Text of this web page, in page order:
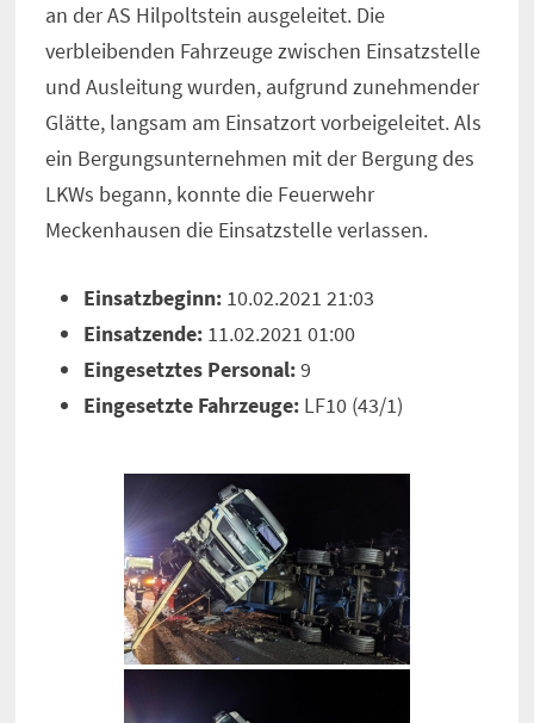
an der AS Hilpoltstein ausgeleitet. Die
verbleibenden Fahrzeuge zwischen Einsatzstelle
und Ausleitung wurden, aufgrund zunehmender
Glätte, langsam am Einsatzort vorbeigeleitet. Als
ein Bergungsunternehmen mit der Bergung des
LKWs begann, konnte die Feuerwehr
Meckenhausen die Einsatzstelle verlassen.
Einsatzbeginn:10.02.2021 21:03
Einsatzende:11.02.2021 01:00
Eingesetztes Personal:9
Eingesetzte Fahrzeuge:LF10 (43/1)